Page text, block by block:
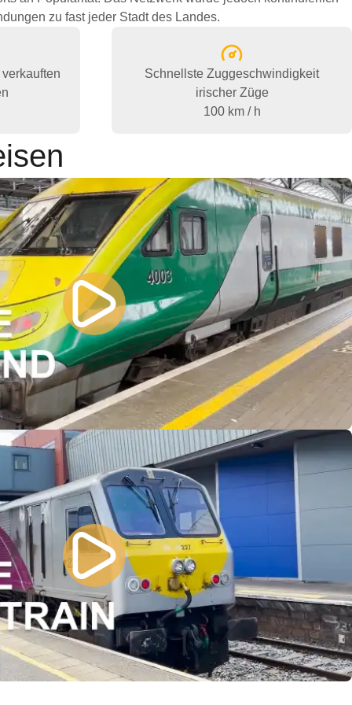
zu fast jeder Stadt des Landes.
Schnellste Zuggeschwindigkeit
irischer Züge
100 km / h